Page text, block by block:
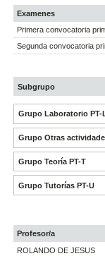
Examenes
Primera convocatoria
Segunda convocatoria
Subgrupo
Grupo Laboratorio PT-
Grupo Otras
Grupo Teoría PT-T
Grupo Tutorías PT-U
Profesor/a
ROLANDO DE JESUS